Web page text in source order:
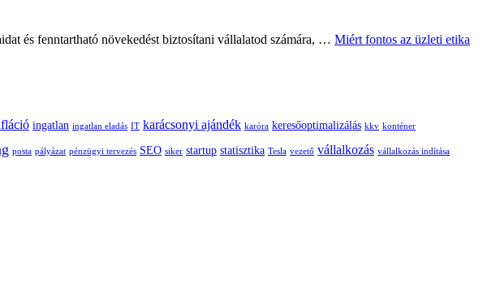
és fenntartható növekedést biztosítani vállalatod számára, … Miért fontos az üzleti etika
ingatlan ingatlan eladás IT karácsonyi ajándék karóra keresőoptimalizálás kkv konténer
posta pályázat pénzügyi tervezés SEO siker startup statisztika Tesla vezető vállalkozás vállalkozás indítása